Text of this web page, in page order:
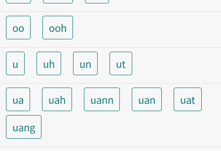
oo ooh
u uh un ut
ua uah uann uan
uat
uang